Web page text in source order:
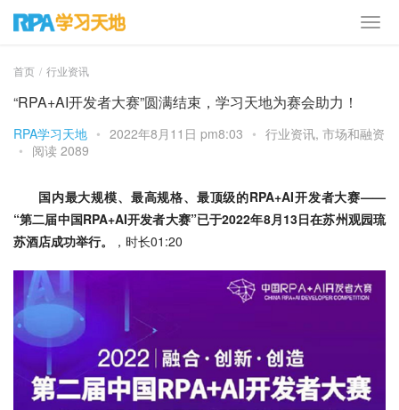
首页 行业资讯
“RPA+AI开发者大赛”圆满结束，学习天地为赛会助力！
RPA学习天地 • 2022年8月11日 pm8:03 • 行业资讯, 市场和融资
• 阅读 2089
国内最大规模、最高规格、最顶级的RPA+AI开发者大赛——
“第二届中国RPA+AI开发者大赛”已于2022年8月13日在苏州观园琉
苏酒店成功举行。
，时长01:20